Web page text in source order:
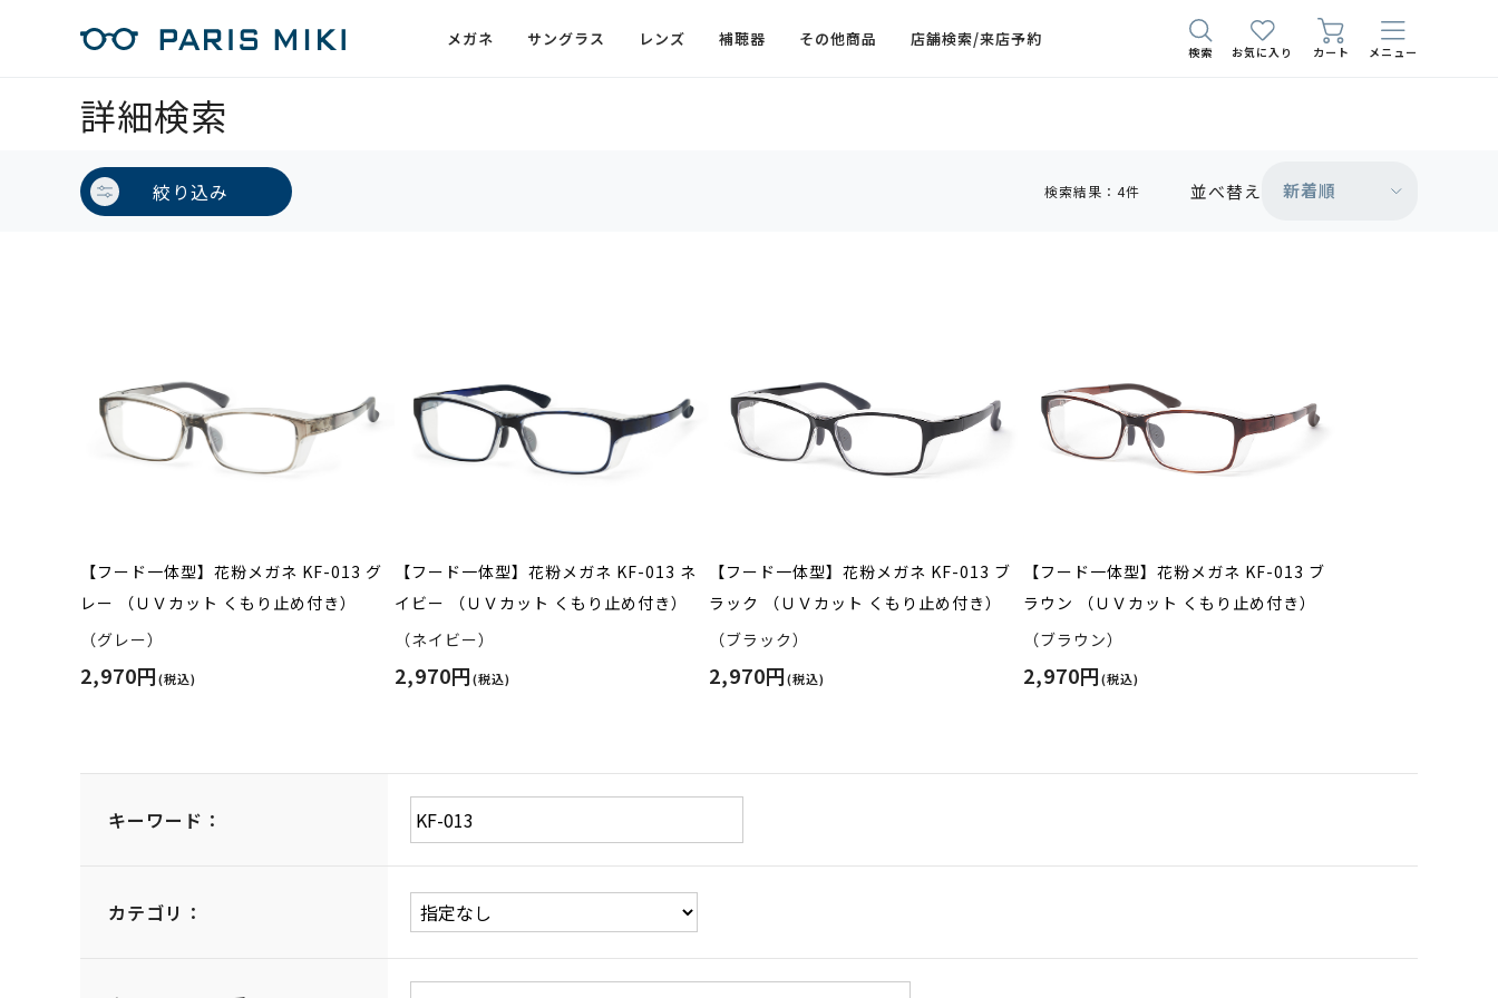
メガネ サングラス レンズ 補聴器 その他商品 店舗検索/来店予約
検索 お気に入り カート メニュー
詳細検索
絞り込み 検索結果：4件 並べ替え 新着順
【フード一体型】花粉メガネ KF-013 グ
レー （ＵＶカット くもり止め付き）
（グレー）
2,970円(税込)
【フード一体型】花粉メガネ KF-013 ネ
イビー （ＵＶカット くもり止め付き）
（ネイビー）
2,970円(税込)
【フード一体型】花粉メガネ KF-013 ブ
ラック （ＵＶカット くもり止め付き）
（ブラック）
2,970円(税込)
【フード一体型】花粉メガネ KF-013 ブ
ラウン （ＵＶカット くもり止め付き）
（ブラウン）
2,970円(税込)
キーワード：
カテゴリ：